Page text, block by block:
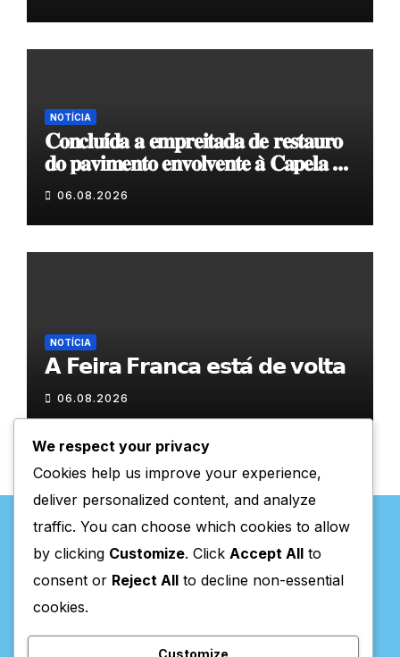
NOTÍCIA
𝐂𝐨𝐧𝐜𝐥𝐮𝐢́𝐝𝐚 𝐚 𝐞𝐦𝐩𝐫𝐞𝐢𝐭𝐚𝐝𝐚 𝐝𝐞 𝐫𝐞𝐬𝐭𝐚𝐮𝐫𝐨
𝐝𝐨 𝐩𝐚𝐯𝐢𝐦𝐞𝐧𝐭𝐨 𝐞𝐧𝐯𝐨𝐥𝐯𝐞𝐧𝐭𝐞 𝐚̀ 𝐂𝐚𝐩𝐞𝐥𝐚 𝐝𝐞
𝐂𝐨𝐯𝐚𝐬
06.08.2026
NOTÍCIA
𝗔 𝗙𝗲𝗶𝗿𝗮 𝗙𝗿𝗮𝗻𝗰𝗮 𝗲𝘀𝘁𝗮́ 𝗱𝗲 𝘃𝗼𝗹𝘁𝗮
06.08.2026
Valpaços Online
We respect your privacy
Cookies help us improve your experience,
deliver personalized content, and analyze
traffic. You can choose which cookies to allow
by clicking Customize. Click Accept All to
consent or Reject All to decline non-essential
cookies.